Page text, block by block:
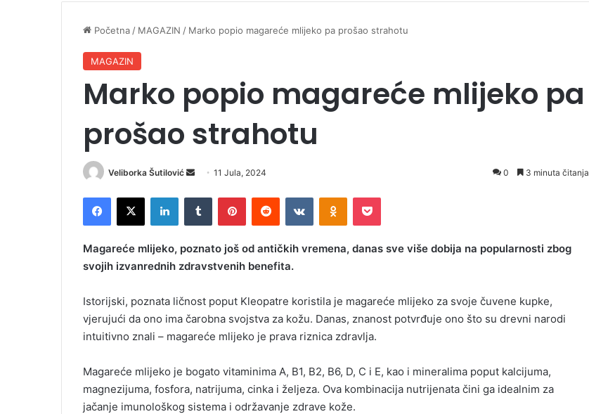
Početna / MAGAZIN / Marko popio magareće mlijeko pa prošao strahotu
MAGAZIN
Marko popio magareće mlijeko pa
prošao strahotu
Veliborka Šutilović
n
e
a
i
l
11 Jula, 2024 0 3 minuta čitanja
Magareće mlijeko, poznato još od antičkih vremena, danas sve više dobija na popularnosti zbog
svojih izvanrednih zdravstvenih benefita.
Istorijski, poznata ličnost poput Kleopatre koristila je magareće mlijeko za svoje čuvene kupke,
vjerujući da ono ima čarobna svojstva za kožu. Danas, znanost potvrđuje ono što su drevni narodi
intuitivno znali – magareće mlijeko je prava riznica zdravlja.
Magareće mlijeko je bogato vitaminima A, B1, B2, B6, D, C i E, kao i mineralima poput kalcijuma,
magnezijuma, fosfora, natrijuma, cinka i željeza. Ova kombinacija nutrijenata čini ga idealnim za
jačanje imunološkog sistema i održavanje zdrave kože.